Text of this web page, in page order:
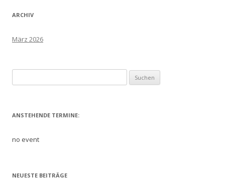
ARCHIV
März 2026
nach:
ANSTEHENDE TERMINE:
no event
NEUESTE BEITRÄGE